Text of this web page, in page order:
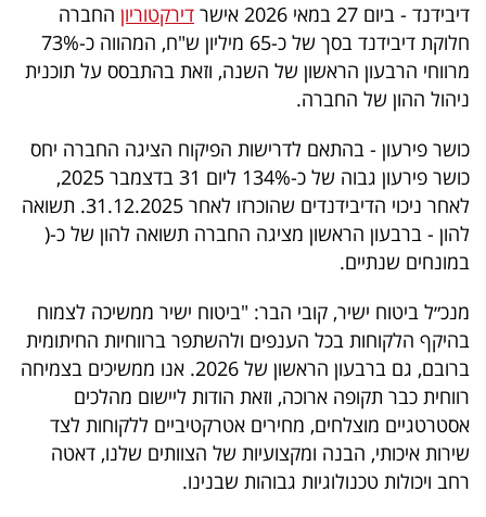
דיבידנד - ביום 27 במאי 2026 אישר
דירקטוריון החברה
חלוקת דיבידנד בסך של כ-65 מיליון ש"ח, המהווה כ-73%
מרווחי הרבעון הראשון של השנה, וזאת בהתבסס על תוכנית
ניהול ההון של החברה.
כושר פירעון - בהתאם לדרישות הפיקוח הציגה החברה יחס
כושר פירעון גבוה של כ-134% ליום 31 בדצמבר 2025,
לאחר ניכוי הדיבידנדים שהוכרזו לאחר 31.12.2025. תשואה
להון - ברבעון הראשון מציגה החברה תשואה להון של כ-(
במונחים שנתיים.
מנכ״ל ביטוח ישיר, קובי הבר: "ביטוח ישיר ממשיכה לצמוח
בהיקף הלקוחות בכל הענפים ולהשתפר ברווחיות החיתומית
ברובם, גם ברבעון הראשון של 2026. אנו ממשיכים בצמיחה
רווחית כבר תקופה ארוכה, וזאת הודות ליישום מהלכים
אסטרטגיים מוצלחים, מחירים אטרקטיביים ללקוחות לצד
שירות איכותי, הבנה ומקצועיות של הצוותים שלנו, דאטה
רחב ויכולות טכנולוגיות גבוהות שבנינו.